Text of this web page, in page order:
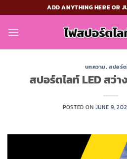
to
content
ADD ANYTHING HERE OR
บทความ,สปอร์
สปอร์ตไลท์ LED สว่า
POSTED ON JUNE 9,